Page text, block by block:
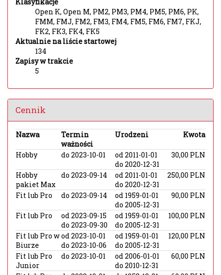
Open K, Open M, PM2, PM3, PM4, PM5, PM6, PK,
FMM, FMJ, FM2, FM3, FM4, FM5, FM6, FM7, FKJ,
FK2, FK3, FK4, FK5
Aktualnie na liście startowej
134
Zapisy w trakcie
5
Cennik
Nazwa
Termin
ważności
Urodzeni Kwota
Hobby do 2023-10-01
od 2011-01-01
do 2020-12-31
30,00 PLN
Hobby
pakiet Max
do 2023-09-14
od 2011-01-01
do 2020-12-31
250,00 PLN
Fit lub Pro do 2023-09-14
od 1959-01-01
do 2005-12-31
90,00 PLN
Fit lub Pro
od 2023-09-15
do 2023-09-30
od 1959-01-01
do 2005-12-31
100,00 PLN
Fit lub Pro w
Biurze
od 2023-10-01
do 2023-10-06
od 1959-01-01
do 2005-12-31
120,00 PLN
Fit lub Pro
Junior
do 2023-10-01
od 2006-01-01
do 2010-12-31
60,00 PLN